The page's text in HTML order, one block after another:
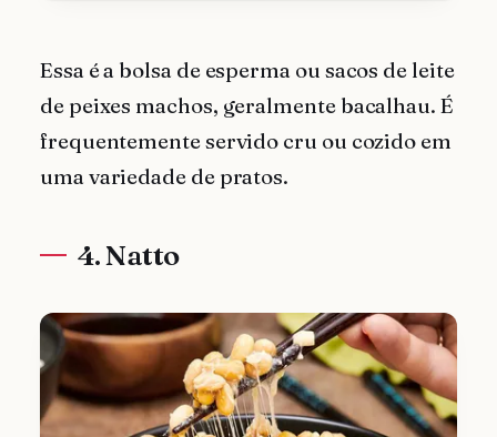
Essa é a bolsa de esperma ou sacos de leite
de peixes machos, geralmente bacalhau. É
frequentemente servido cru ou cozido em
uma variedade de pratos.
4. Natto